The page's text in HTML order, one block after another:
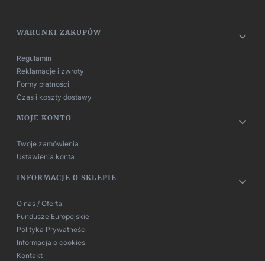
Linki w stopce
WARUNKI ZAKUPÓW
Regulamin
Reklamacje i zwroty
Formy płatności
Czas i koszty dostawy
MOJE KONTO
Twoje zamówienia
Ustawienia konta
INFORMACJE O SKLEPIE
O nas / Oferta
Fundusze Europejskie
Polityka Prywatności
Informacja o cookies
Kontakt